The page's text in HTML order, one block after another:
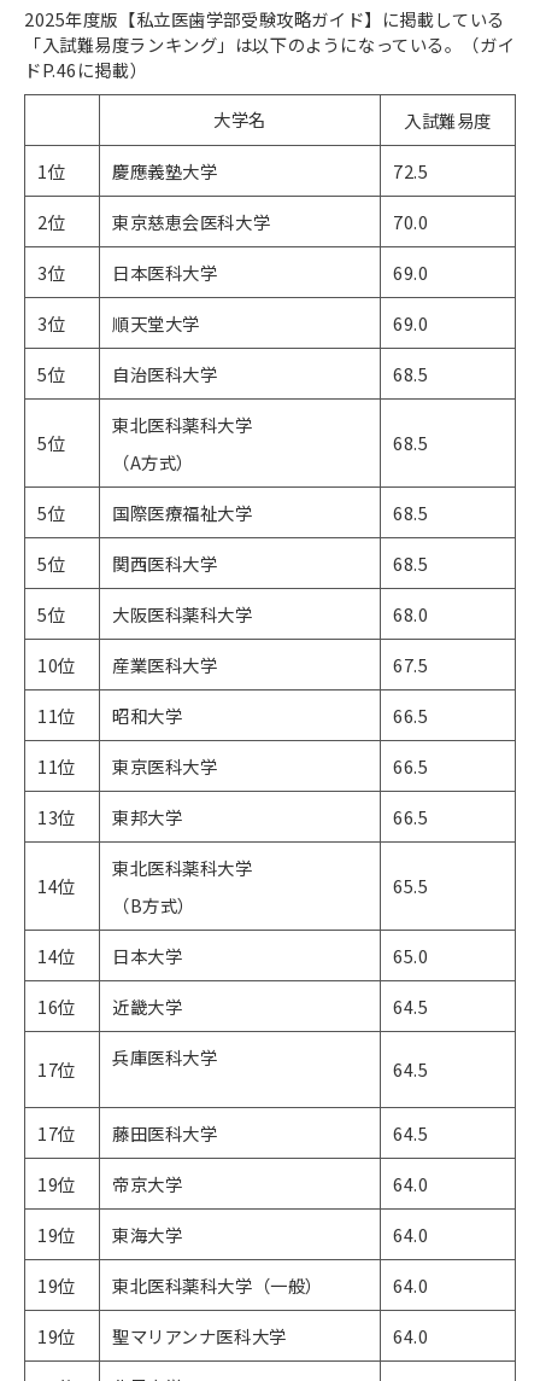
2025年度版【私立医歯学部受験攻略ガイド】に掲載している
「入試難易度ランキング」は以下のようになっている。（ガイ
ドP.46に掲載）
大学名
入試難易度
1位
慶應義塾大学
72.5
2位
東京慈恵会医科大学
70.0
3位
日本医科大学
69.0
3位
順天堂大学
69.0
5位
自治医科大学 68.5
5位
東北医科薬科大学​​​​​
（A方式）
68.5
5位 国際医療福祉大学
68.5
5位
関西医科大学
68.5
5位
大阪医科薬科大学
68.0
10位
産業医科大学
67.5
11位
昭和大学
66.5
11位
東京医科大学
66.5
13位
東邦大学 66.5
14位
東北医科薬科大学
（B方式）
65.5
14位 日本大学
65.0
16位
近畿大学 64.5
17位 兵庫医科大学 64.5
17位 藤田医科大学
64.5
19位
帝京大学
64.0
19位
東海大学
64.0
19位
東北医科薬科大学（一般）
64.0
19位
聖マリアンナ医科大学
64.0